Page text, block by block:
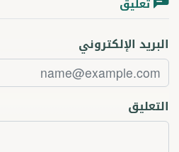
تعليق
البريد الإلكتروني
التعليق